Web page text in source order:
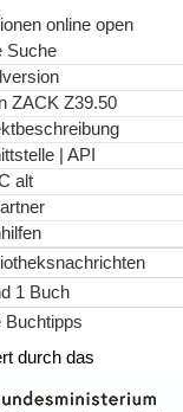
online open
Suche
ZACK Z39.50
| API
alt
1 Buch
Buchtipps
durch das